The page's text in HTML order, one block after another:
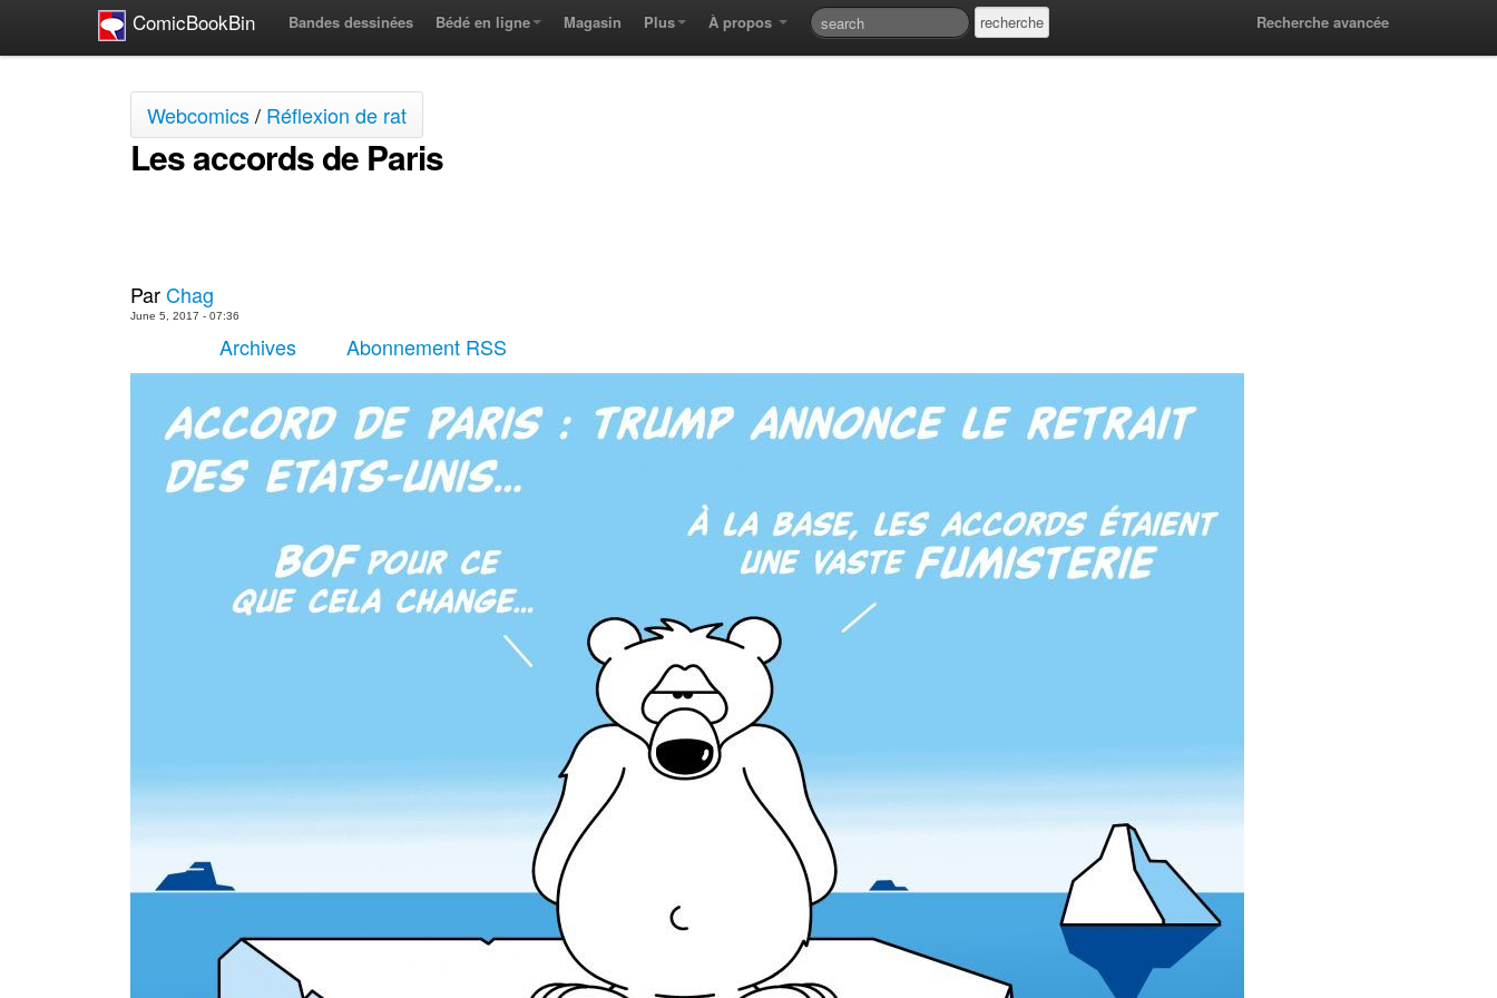
ComicBookBin Bandes dessinées Bédé en ligne Magasin Plus À propos Recherche avancée
Webcomics/ Réflexion de rat
Les accords de Paris
ParChag
June 5, 2017 - 07:36
Archives Abonnement RSS